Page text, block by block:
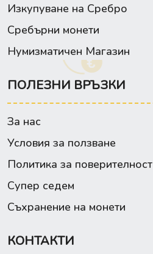
Изкупуване на Сребро
Сребърни монети
Нумизматичен Магазин
ПОЛЕЗНИ ВРЪЗКИ
За нас
Условия за ползване
Политика за поверителност
Супер седем
Съхранение на монети
КОНТАКТИ